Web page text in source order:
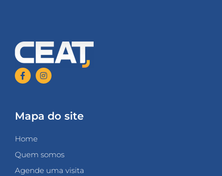
Mapa do site
Home
Quem somos
Agende uma visita